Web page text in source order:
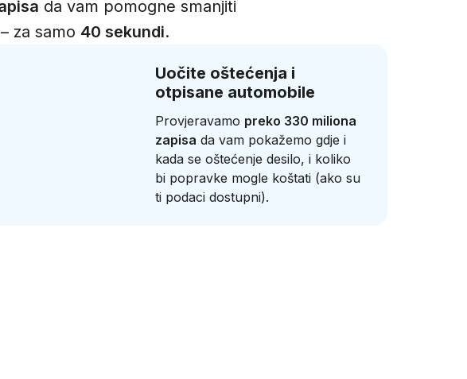
da vam pomogne smanjiti
za samo 40 sekundi.
Uočite oštećenja i
otpisane automobile
Provjeravamo preko 330 miliona
zapisa da vam pokažemo gdje i
kada se oštećenje desilo, i koliko
bi popravke mogle koštati (ako su
ti podaci dostupni).